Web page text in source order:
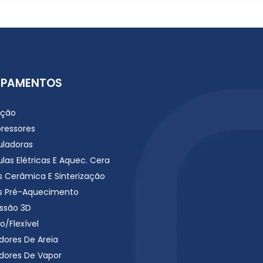
Elétricas E Aquec. Cera
Cerâmica E Sinterização
Pré-Aquecimento
3D
Flexível
De Areia
De Vapor